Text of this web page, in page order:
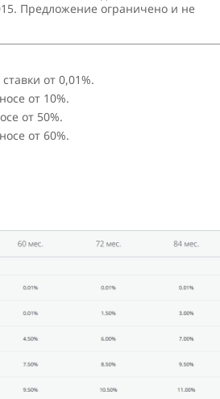
Предложение ограничено и не
от 0,01%.
от 10%.
от 50%.
от 60%.